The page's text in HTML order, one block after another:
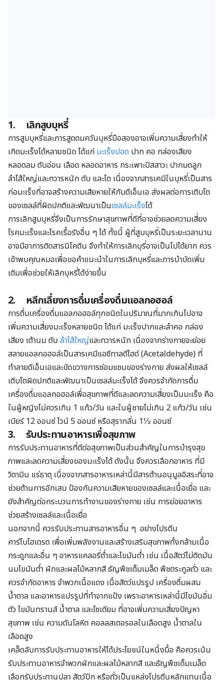
1. เลิกสูบบุหรี่
การสูบบุหรี่และการสูดดมควันบุหรี่มือสองอาจเพิ่มความเสี่ยงทำให้
เกิดมะเร็งได้หลายชนิด ได้แก่ มะเร็งปอด ปาก คอ กล่องเสียง
หลอดลม ตับอ่อน เลือด หลอดอาหาร กระเพาะปัสสาวะ ปากมดลูก
ลำไส้ใหญ่และทวารหนัก ตับ และไต เนื่องจากสารเคมีในบุหรี่เป็นสาร
ก่อมะเร็งที่อาจสร้างความเสียหายให้กับดีเอ็นเอ ส่งผลต่อการเติบโต
ของเซลล์ที่ผิดปกติและพัฒนาเป็นเซลล์มะเร็งได้
การเลิกสูบบุหรี่จึงเป็นการรักษาสุขภาพที่ดีที่อาจช่วยลดความเสี่ยง
โรคมะเร็งและโรคเรื้อรังอื่น ๆ ได้ ทั้งนี้ ผู้ที่สูบบุหรี่เป็นระยะเวลานาน
อาจมีอาการติดสารนิโคติน จึงทำให้การเลิกบุรี่อาจเป็นไปได้ยาก ควร
เข้าพบคุณหมอเพื่อขอคำแนะนำในการเลิกบุหรี่และการบำบัดเพิ่ม
เติมเพื่อช่วยให้เลิกบุหรี่ได้ง่ายขึ้น
2. หลีกเลี่ยงการดื่มเครื่องดื่มแอลกอฮอล์
การดื่มเครื่องดื่มแอลกอฮอล์ทุกชนิดในปริมาณที่มากเกินไปอาจ
เพิ่มความเสี่ยงมะเร็งหลายชนิด ได้แก่ มะเร็งปากและลำคอ กล่อง
เสียง เต้านม ตับลำไส้ใหญ่และทวารหนัก เนื่องจากร่างกายจะย่อย
สลายแอลกอฮอล์เป็นสารเคมีแอซีทาลดีไฮด์ (Acetaldehyde) ที่
ทำลายดีเอ็นเอและขัดขวางการซ่อมแซมของร่างกาย ส่งผลให้เซลล์
เติบโตผิดปกติและพัฒนาเป็นเซลล์มะเร็งได้ จึงควรจำกัดการดื่ม
เครื่องดื่มแอลกอฮอล์เพื่อสุขภาพที่ดีและลดความเสี่ยงเป็นมะเร็ง คือ
ในผู้หญิงไม่ควรเกิน 1 แก้ว/วัน และในผู้ชายไม่เกิน 2 แก้ว/วัน เช่น
เบียร์ 12 ออนซ์ ไวน์ 5 ออนซ์ หรือสุรากลั่น 1½ ออนซ์
3. รับประทานอาหารเพื่อสุขภาพ
การรับประทานอาหารที่ดีต่อสุขภาพเป็นส่วนสำคัญในการบำรุงสุข
ภาพและลดความเสี่ยงของมะเร็งได้ ดังนั้น จึงควรเลือกอาหาร ที่มี
วิตามิน แร่ธาตุ เนื่องจากสารอาหารเหล่านี้มีสารต้านอนุมูลอิสระที่อาจ
ช่วยต้านการอักเสบ ป้องกันความเสียหายของเซลล์และเนื้อเยื่อ และ
ยังสำคัญต่อกระบวนการทำงานของร่างกาย เช่น การย่อยอาหาร
ช่วยสร้างเซลล์และเนื้อเยื่อ
นอกจากนี้ ควรรับประทานสารอาหารอื่น ๆ อย่างโปรตีน
คาร์โบไฮเดรต เพื่อเพิ่มพลังงานและสร้างเสริมสุขภาพทั้งกล้ามเนื้อ
กระดูกและอื่น ๆ อาหารแคลอรี่ต่ำและไขมันต่ำ เช่น เนื้อสัตว์ไม่ติดมัน
นมไขมันต่ำ ผักและผลไม้หลากสี ธัญพืชเต็มเมล็ด พืชตระกูลถั่ว และ
ควรจำกัดอาหาร จำพวกเนื้อแดง เนื้อสัตว์แปรรูป เครื่องดื่มผสม
น้ำตาล และอาหารแปรรูปที่ทำจากแป้ง เพราะอาหารเหล่านี้มีไขมันอิ่ม
ตัว ไขมันทรานส์ น้ำตาล และโซเดียม ที่อาจเพิ่มความเสี่ยงปัญหา
สุขภาพ เช่น ความดันโลหิต คอลลสเตอรอลในเลือดสูง น้ำตาลใน
เลือดสูง
เคล็ดลับการรับประทานอาหารให้ได้ประโยชน์ในหนึ่งมื้อ คือควรเน้น
รับประทานอาหารจำพวกผักและผลไม้หลากสี และธัญพืชเต็มเมล็ด
เลือกรับประทานปลา สัตว์ปีก หรือถั่วเป็นแหล่งโปรตีนหลักแทนเนื้อ